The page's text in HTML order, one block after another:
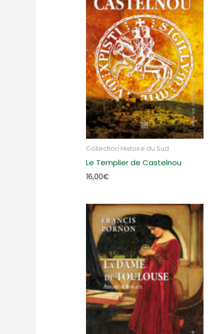
Collection Histoire du Sud
Le Templier de Castelnou
16,00€